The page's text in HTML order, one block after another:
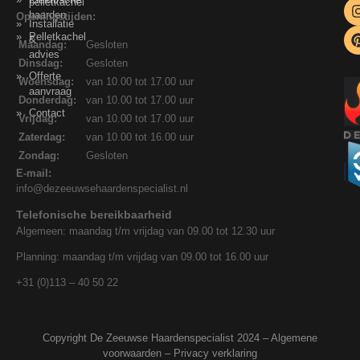
Installatie
&
advies
Offerte
aanvraag
Contact
haarden
Pelletkachel
Openingstijden:
Maandag:
Gesloten
Dinsdag:
Gesloten
Woensdag:
van 10.00 tot 17.00 uur
Donderdag:
van 10.00 tot 17.00 uur
Vrijdag:
van 10.00 tot 17.00 uur
Zaterdag:
van 10.00 tot 16.00 uur
Zondag:
Gesloten
E-mail:
info@dezeeuwsehaardenspecialist.nl
Telefonische bereikbaarheid
Algemeen: maandag t/m vrijdag van 09.00 tot 12.30 uur
Planning: maandag t/m vrijdag van 09.00 tot 16.00 uur
+31 (0)113 – 40 50 22
Copyright De Zeeuwse Haardenspecialist 2024 – Algemene
voorwaarden – Privacy verklaring